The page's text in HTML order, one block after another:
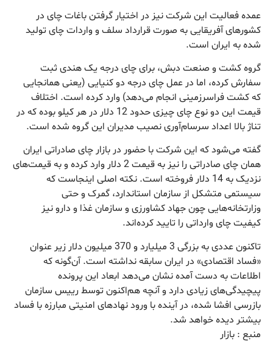
عمده فعاليت اين شركت نيز در اختيار گرفتن باغات چای در
كشورهای آفريقايی به صورت قرارداد سلف و واردات چای توليد
شده به ايران است.
گروه كشت و صنعت دبش، برای چای درجه يک هندی ثبت
سفارش كرده، اما در عمل چای درجه دو كنيايی (يعنی همانجايی
كه كشت فراسرزمينی انجام می‌دهد) وارد كرده است. اختلاف
قيمت اين دو نوع چای چيزی حدود 12 دلار در هر كيلو بوده كه در
تناژ بالا اعداد سرسام‌آوری نصيب مديران اين گروه شده است.
گفته می‌شود كه اين شركت با حضور در بازار چای صادراتی ايران
همان چای صادراتی را نيز به قيمت 2 دلار وارد كرده و به قيمت‌های
نزديک به 14 دلار فروخته است. نكته اصلی اينجاست كه
سيستمی متشكل از سازمان استاندارد، گمرک و حتی
وزارتخانه‌هايی چون جهاد كشاورزی و سازمان غذا و دارو نيز
كيفيت چای وارداتی را تاييد كرده‌اند.
تاكنون عددی به بزرگی 3 ميليارد و 370 ميليون دلار زير عنوان
«فساد اقتصادی» در ايران سابقه نداشته است. آن‌گونه كه
اطلاعات به دست آمده نشان می‌دهد ابعاد اين پرونده
پيچيدگی‌های زيادی دارد و آنچه هم‌اكنون توسط رييس سازمان
بازرسی افشا شده، در آينده با ورود نهادهای امنيتی مبارزه با فساد
بيشتر ديده خواهد شد.
منبع : بازار